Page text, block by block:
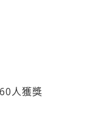
人獲獎